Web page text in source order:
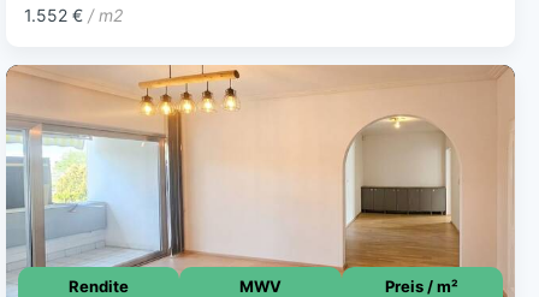
1.552 € / m2
Rendite MWV Preis / m²